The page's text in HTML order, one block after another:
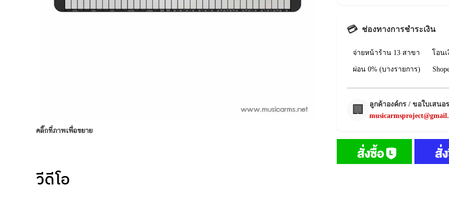
คลิ๊กที่ภาพเพื่อขยาย
💳 ช่องทางการชำระเงิน
จ่ายหน้าร้าน 13 สาขา โอน
ผ่อน 0% (บางรายการ)
🏢
ลูกค้าองค์กร / ขอใบเสนอ
วีดีโอ